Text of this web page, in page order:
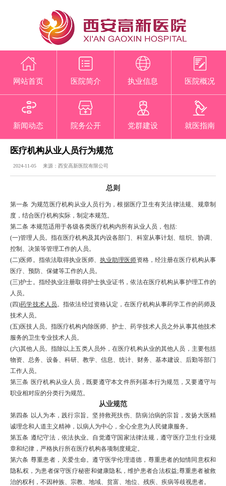
网站首页 医院简介 执业信息 医院概况
新闻动态 院务公开 党群建设 就医指南
医疗机构从业人员行为规范
2024-11-05 来源：西安高新医院有限公司
总则
第一条 为规范医疗机构从业人员行为，根据医疗卫生有关法律法规、规章制
度，结合医疗机构实际，制定本规范。
第二条 本规范适用于各级各类医疗机构内所有从业人员，包括:
(一)管理人员。指在医疗机构及其内设各部门、科室从事计划、组织、协调、
控制、决策等管理工作的人员。
(二)医师。指依法取得执业医师、 执业助理医师资格，经注册在医疗机构从事
医疗、预防、保健等工作的人员。
(三)护士。指经执业注册取得护士执业证书，依法在医疗机构从事护理工作的
人员。
(四)药学技术人员。指依法经过资格认定，在医疗机构从事药学工作的药师及
技术人员。
(五)医技人员。指医疗机构内除医师、护士、药学技术人员之外从事其他技术
服务的卫生专业技术人员。
(六)其他人员。指除以上五类人员外，在医疗机构从业的其他人员，主要包括
物资、总务、设备、科研、教学、信息、统计、财务、基本建设、后勤等部门
工作人员。
第三条 医疗机构从业人员，既要遵守本文件所列基本行为规范，又要遵守与
职业相对应的分类行为规范。
从业规范
第四条 以人为本，践行宗旨。坚持救死扶伤、防病治病的宗旨，发扬大医精
诚理念和人道主义精神，以病人为中心，全心全意为人民健康服务。
第五条 遵纪守法，依法执业。自觉遵守国家法律法规，遵守医疗卫生行业规
章和纪律，严格执行所在医疗机构各项制度规定。
第六条 尊重患者，关爱生命。遵守医学伦理道德 ，尊重患者的知情同意权和
隐私权 ，为患者保守医疗秘密和健康隐私，维护患者合法权益;尊重患者被救
治的权利，不因种族、宗教、地域、贫富、地位、残疾、疾病等歧视患者。